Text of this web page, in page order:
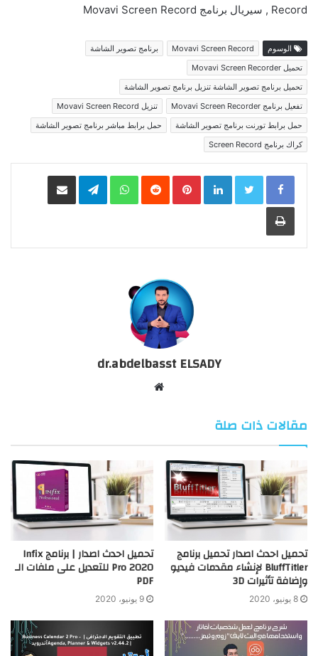
Record , سيريال برنامج Movavi Screen Record
الوسوم Movavi Screen Record
برنامج تصوير الشاشة
تحميل Movavi Screen Recorder
تحميل برنامج تصوير الشاشة تنزيل برنامج تصوير الشاشة
تفعيل برنامج Movavi Screen Recorder
تنزيل Movavi Screen Record
حمل برابط تورنت برنامج تصوير الشاشة
حمل برابط مباشر برنامج تصوير الشاشة
كراك برنامج Screen Record
LinkedIn
Pinterest
WhatsApp
Telegramمشاركة عبر البريد
طباعة
dr.abdelbasst ELSADY
مقالات ذات صلة
تحميل احدث اصدار تحميل برنامج
BluffTitler لإنشاء مقدمات فيديو
وإضافة تأثيرات 3D
8 يونيو، 2020
تحميل احدث اصدار | برنامج Infix
Pro 2020 للتعديل على ملفات الـ
PDF
9 يونيو، 2020